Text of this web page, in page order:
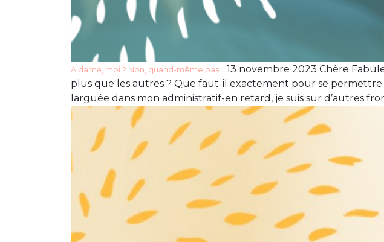
Aidante, moi ? Non, quand-même pas… 13 novembre 2023 Chère
plus que les autres ? Que faut-il exactement pour se permettre
larguée dans mon administratif-en retard, je suis sur d’autres